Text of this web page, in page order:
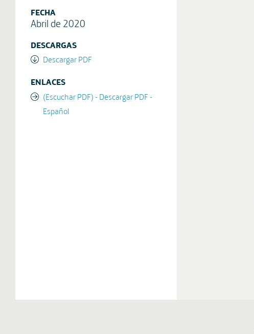
FECHA
Abril de 2020
DESCARGAS
Descargar PDF
ENLACES
(Escuchar PDF) - Descargar PDF -
Español